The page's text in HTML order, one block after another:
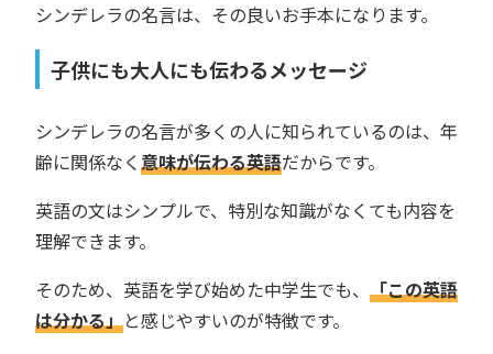
シンデレラの名言は、その良いお手本になります。
子供にも大人にも伝わるメッセージ
シンデレラの名言が多くの人に知られているのは、年
齢に関係なく意味が伝わる英語だからです。
英語の文はシンプルで、特別な知識がなくても内容を
理解できます。
そのため、英語を学び始めた中学生でも、 「この英語
は分かる」と感じやすいのが特徴です。